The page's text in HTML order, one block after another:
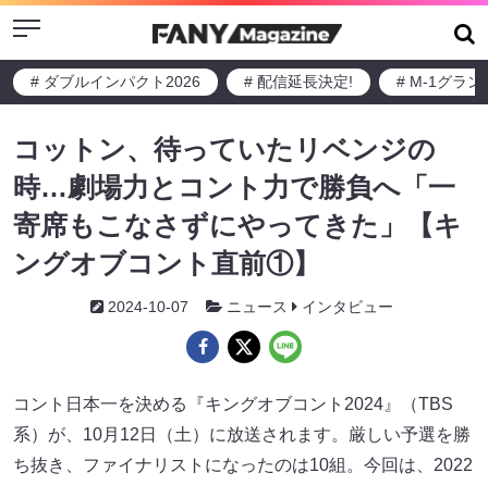
Menu
# ダブルインパクト2026 # 配信延長決定! # M-1グラン
コットン、待っていたリベンジの
時…劇場力とコント力で勝負へ「一
寄席もこなさずにやってきた」【キ
ングオブコント直前①】
2024-10-07 ニュース インタビュー
コント日本一を決める『キングオブコント2024』（TBS
系）が、10月12日（土）に放送されます。厳しい予選を勝
ち抜き、ファイナリストになったのは10組。今回は、2022